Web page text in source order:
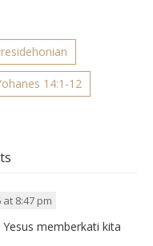
14:1-12
at 8:47 pm
memberkati kita